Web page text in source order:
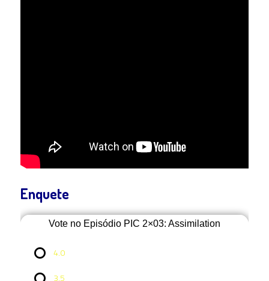
Enquete
Vote no Episódio PIC 2×03: Assimilation
4.0
3.5